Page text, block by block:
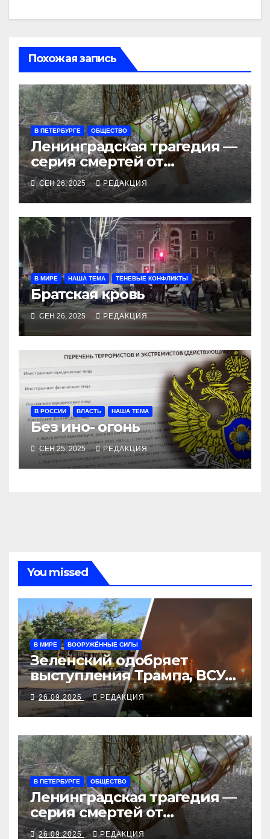
Похожая запись
В ПЕТЕРБУРГЕ ОБЩЕСТВО
Ленинградская трагедия —
серия смертей от
алкосуррогата
СЕН 26, 2025 РЕДАКЦИЯ
В МИРЕ НАША ТЕМА ТЕНЕВЫЕ КОНФЛИКТЫ
Братская кровь
СЕН 26, 2025 РЕДАКЦИЯ
В РОССИИ ВЛАСТЬ НАША ТЕМА
Без ино- огонь
СЕН 25, 2025 РЕДАКЦИЯ
You missed
В МИРЕ ВООРУЖЁННЫЕ СИЛЫ
Зеленский одобряет
выступления Трампа, ВСУ
закрыли Добропольский
рубеж
26.09.2025 РЕДАКЦИЯ
В ПЕТЕРБУРГЕ ОБЩЕСТВО
Ленинградская трагедия —
серия смертей от
алкосуррогата
26.09.2025 РЕДАКЦИЯ